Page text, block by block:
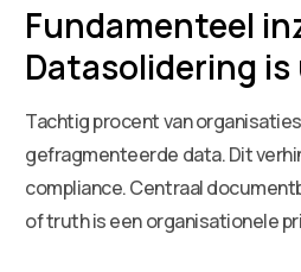
Fundamenteel
Datasolidering
Tachtig procent van
gefragmenteerde data. Dit
compliance. Centraal
of truth is een organisationele